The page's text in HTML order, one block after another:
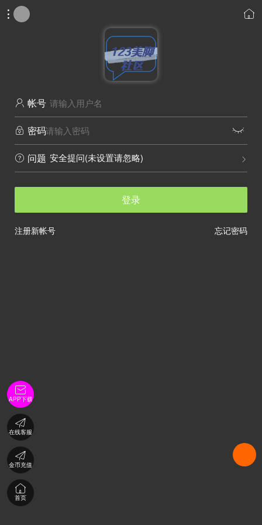
 
 帐号
 密码 
 问题 
安全提问(未设置请忽略)
登录
忘记密码
注册新帐号

APP下载

在线客服

金币充值

首页